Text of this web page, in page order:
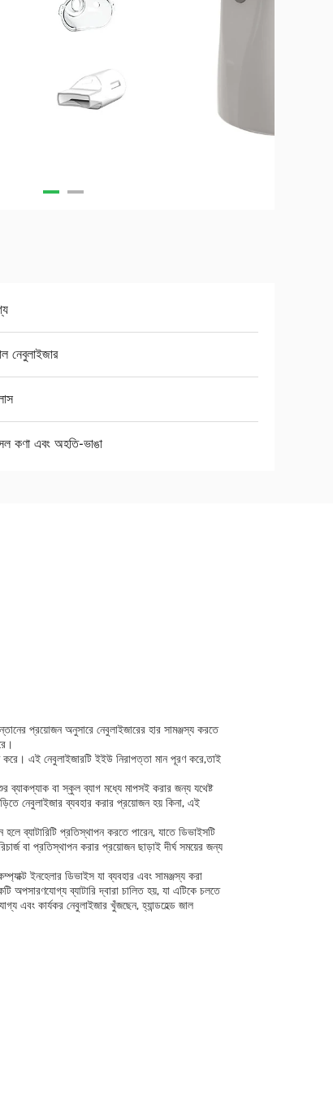
নেবুলাইজার
কণা এবং অহতি-ভাঙা
প্রয়োজন অনুসারে নেবুলাইজারের হার সামঞ্জস্য করতে
করে। এই নেবুলাইজারটি ইইউ নিরাপত্তা মান পূরণ করে,তাই
ব্যাকপ্যাক বা স্কুল ব্যাগ মধ্যে মাপসই করার জন্য যথেষ্ট
নেবুলাইজার ব্যবহার করার প্রয়োজন হয় কিনা, এই
ব্যাটারিটি প্রতিস্থাপন করতে পারেন, যাতে ডিভাইসটি
বা প্রতিস্থাপন করার প্রয়োজন ছাড়াই দীর্ঘ সময়ের জন্য
ইনহেলার ডিভাইস যা ব্যবহার এবং সামঞ্জস্য করা
অপসারণযোগ্য ব্যাটারি দ্বারা চালিত হয়, যা এটিকে চলতে
এবং কার্যকর নেবুলাইজার খুঁজছেন, হ্যান্ডহেল্ড জাল